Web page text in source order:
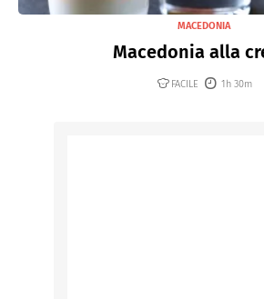
MACEDONIA
Macedonia alla
FACILE 1h 30m